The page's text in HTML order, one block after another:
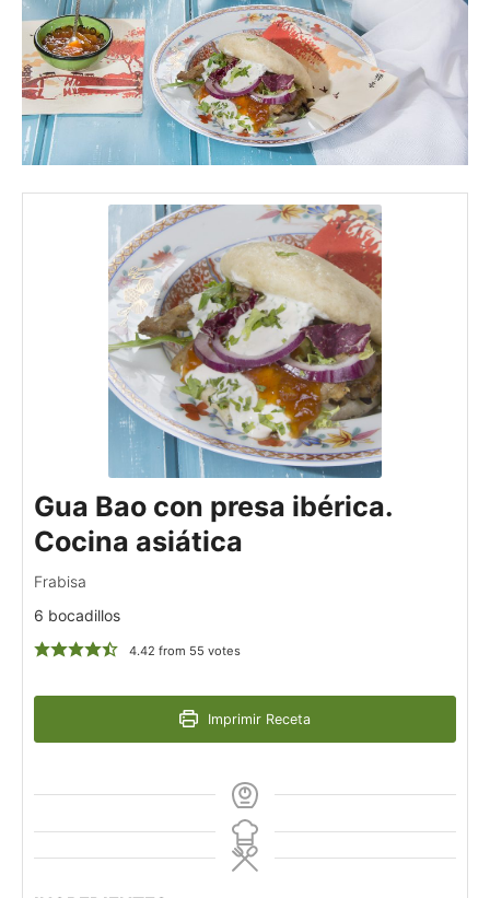
Gua Bao con presa ibérica.
Cocina asiática
Frabisa
6 bocadillos
4.42 from 55 votes
Imprimir Receta